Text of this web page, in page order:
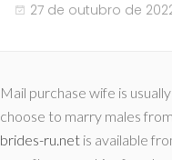
27 de outubro de
Mail purchase wife is
choose to marry males
brides-ru.net is available